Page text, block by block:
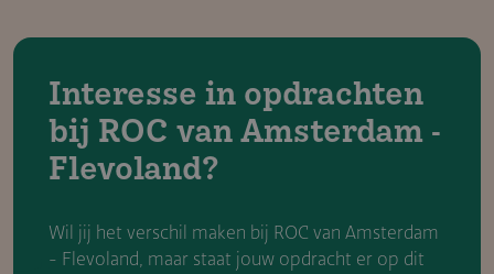
Interesse in opdrachten
bij ROC van Amsterdam -
Flevoland?
Wil jij het verschil maken bij ROC van Amsterdam
- Flevoland, maar staat jouw opdracht er op dit